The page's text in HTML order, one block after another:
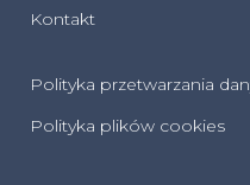
Kontakt
Polityka przetwarzania
Polityka plików cookies